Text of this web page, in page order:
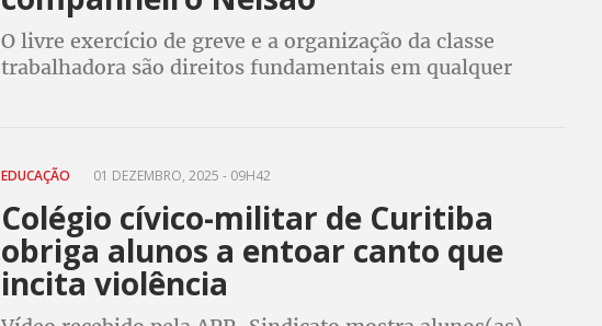
O livre exercício de greve e a organização da classe
trabalhadora são direitos fundamentais em qualquer
EDUCAÇÃO 01 DEZEMBRO, 2025 - 09H42
Colégio cívico-militar de Curitiba
obriga alunos a entoar canto que
incita violência